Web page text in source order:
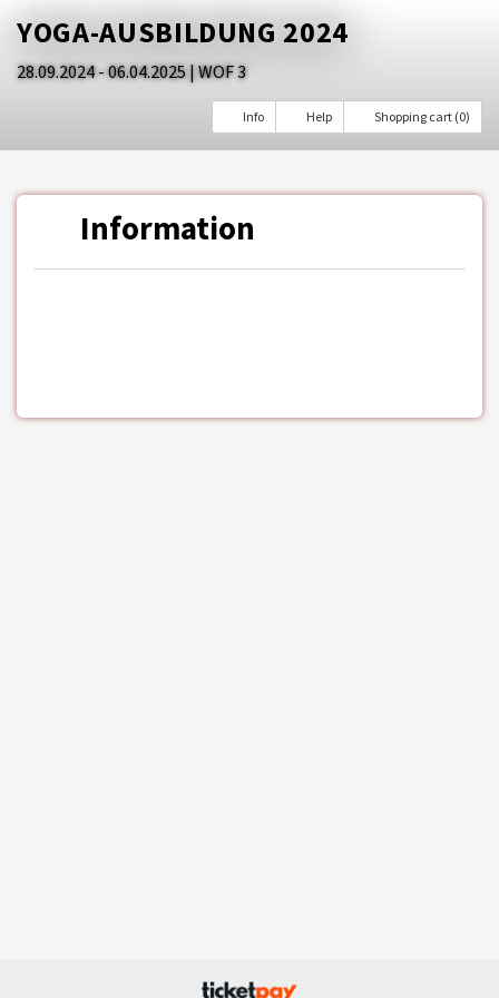
YOGA-AUSBILDUNG 2024
28.09.2024 - 06.04.2025 | WOF 3
Info Help Shopping cart (0)
Information